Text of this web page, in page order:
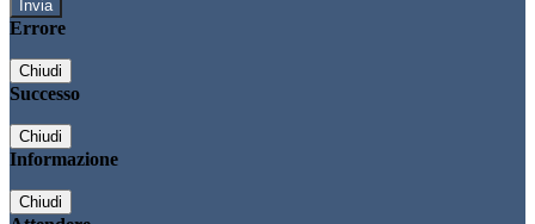
Errore
Chiudi
Successo
Chiudi
Informazione
Chiudi